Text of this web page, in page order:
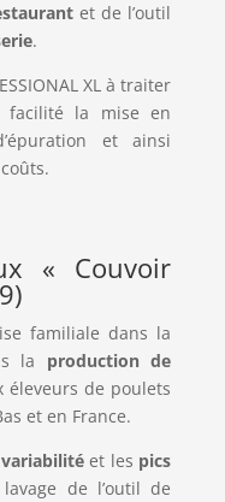
et de l’outil
.
XL à traiter
facilité la mise en
et ainsi
« Couvoir
familiale dans la
la production de
de poulets
et en France.
et les pics
de l’outil de